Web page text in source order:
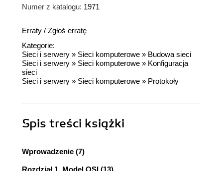
Numer z katalogu: 1971
Erraty / Zgłoś erratę
Kategorie:
Sieci i serwery » Sieci komputerowe » Budowa sieci
Sieci i serwery » Sieci komputerowe » Konfiguracja
sieci
Sieci i serwery » Sieci komputerowe » Protokoły
Spis treści książki
Wprowadzenie (7)